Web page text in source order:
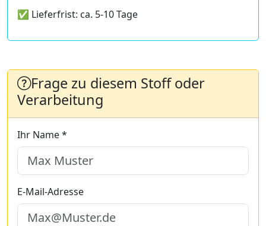
✅ Lieferfrist: ca. 5-10 Tage
Frage zu diesem Stoff oder
Verarbeitung
Ihr Name *
E-Mail-Adresse